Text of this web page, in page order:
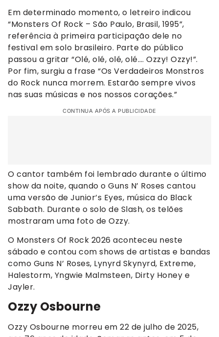
Em determinado momento, o letreiro indicou
“Monsters Of Rock – São Paulo, Brasil, 1995”,
referência à primeira participação dele no
festival em solo brasileiro. Parte do público
passou a gritar “Olé, olé, olé, olé…. Ozzy! Ozzy!”.
Por fim, surgiu a frase “Os Verdadeiros Monstros
do Rock nunca morrem. Estarão sempre vivos
nas suas músicas e nos nossos corações.”
CONTINUA APÓS A PUBLICIDADE
O cantor também foi lembrado durante o último
show da noite, quando o Guns N’ Roses cantou
uma versão de Junior’s Eyes, música do Black
Sabbath. Durante o solo de Slash, os telões
mostraram uma foto de Ozzy.
O Monsters Of Rock 2026 aconteceu neste
sábado e contou com shows de artistas e bandas
como Guns N’ Roses, Lynyrd Skynyrd, Extreme,
Halestorm, Yngwie Malmsteen, Dirty Honey e
Jayler.
Ozzy Osbourne
Ozzy Osbourne morreu em 22 de julho de 2025,